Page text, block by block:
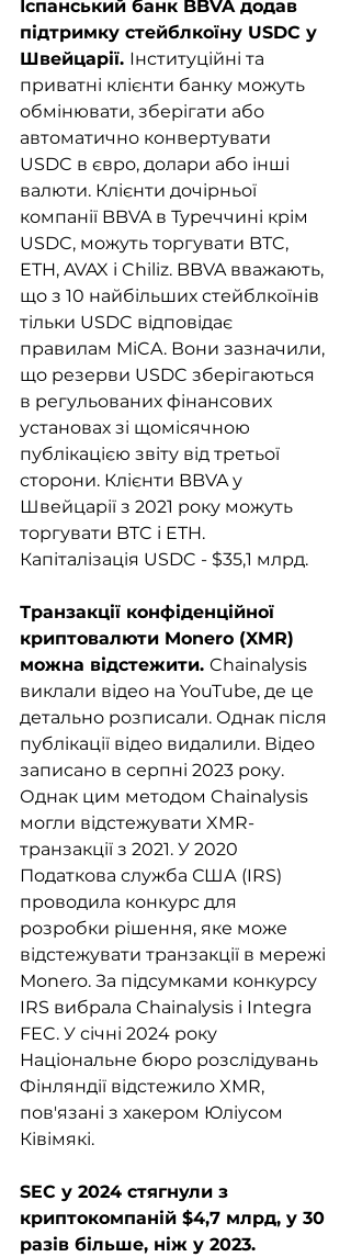
Іспанський банк BBVA додав
підтримку стейблкоїну USDC у
Швейцарії. Інституційні та
приватні клієнти банку можуть
обмінювати, зберігати або
автоматично конвертувати
USDC в євро, долари або інші
валюти. Клієнти дочірньої
компанії BBVA в Туреччині крім
USDC, можуть торгувати BTC,
ETH, AVAX і Chiliz. BBVA вважають,
що з 10 найбільших стейблкоїнів
тільки USDC відповідає
правилам MiCA. Вони зазначили,
що резерви USDC зберігаються
в регульованих фінансових
установах зі щомісячною
публікацією звіту від третьої
сторони. Клієнти BBVA у
Швейцарії з 2021 року можуть
торгувати BTC і ETH.
Капіталізація USDC - $35,1 млрд.
Транзакції конфіденційної
криптовалюти Monero (XMR)
можна відстежити. Chainalysis
виклали відео на YouTube, де це
детально розписали. Однак після
публікації відео видалили. Відео
записано в серпні 2023 року.
Однак цим методом Chainalysis
могли відстежувати XMR-
транзакції з 2021. У 2020
Податкова служба США (IRS)
проводила конкурс для
розробки рішення, яке може
відстежувати транзакції в мережі
Monero. За підсумками конкурсу
IRS вибрала Chainalysis і Integra
FEC. У січні 2024 року
Національне бюро розслідувань
Фінляндії відстежило XMR,
пов'язані з хакером Юліусом
Ківімякі.
SEC у 2024 стягнули з
криптокомпаній $4,7 млрд, у 30
разів більше, ніж у 2023.